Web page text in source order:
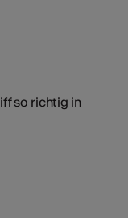
so richtig in